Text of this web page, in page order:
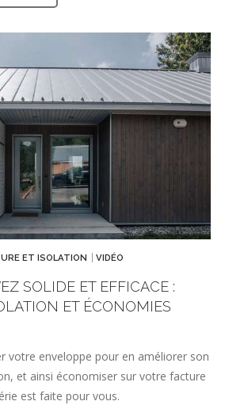
ET ISOLATION VIDÉO
SOLIDE ET EFFICACE :
ET ÉCONOMIES
votre enveloppe pour en améliorer son
et ainsi économiser sur votre facture
est faite pour vous.